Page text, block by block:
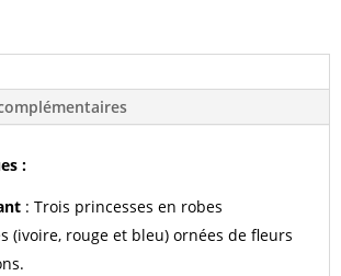
:
: Trois princesses en robes
(ivoire, rouge et bleu) ornées de fleurs